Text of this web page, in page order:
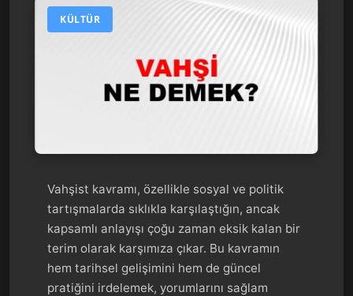
KÜLTÜR
Vahşist kavramı, özellikle sosyal ve politik
tartışmalarda sıklıkla karşılaştığın, ancak
kapsamlı anlayışı çoğu zaman eksik kalan bir
terim olarak karşımıza çıkar. Bu kavramın
hem tarihsel gelişimini hem de güncel
pratiğini irdelemek, yorumlarını sağlam